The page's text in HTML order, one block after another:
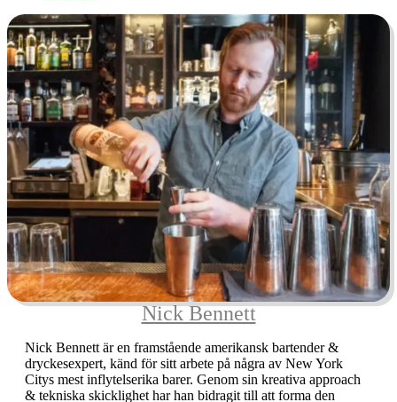
Nick Bennett
Nick Bennett är en framstående amerikansk bartender &
dryckesexpert, känd för sitt arbete på några av New York
Citys mest inflytelserika barer. Genom sin kreativa approach
& tekniska skicklighet har han bidragit till att forma den